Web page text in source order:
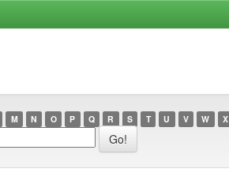
M N O P Q R S T U V W X